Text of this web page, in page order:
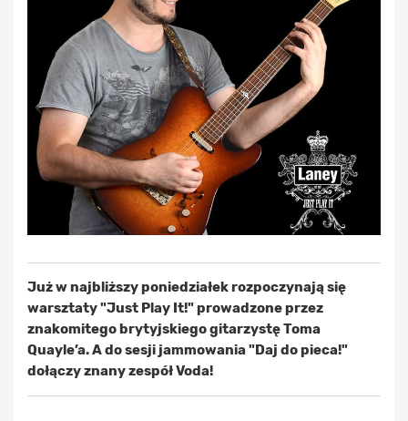
Już w najbliższy poniedziałek rozpoczynają się
warsztaty "Just Play It!" prowadzone przez
znakomitego brytyjskiego gitarzystę Toma
Quayle’a. A do sesji jammowania "Daj do pieca!"
dołączy znany zespół Voda!